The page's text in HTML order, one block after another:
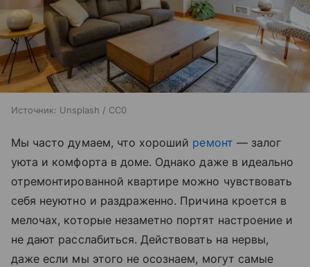
Источник: Unsplash / CC0
Мы часто думаем, что хороший ремонт — залог
уюта и комфорта в доме. Однако даже в идеально
отремонтированной квартире можно чувствовать
себя неуютно и раздраженно. Причина кроется в
мелочах, которые незаметно портят настроение и
не дают расслабиться. Действовать на нервы,
даже если мы этого не осознаем, могут самые